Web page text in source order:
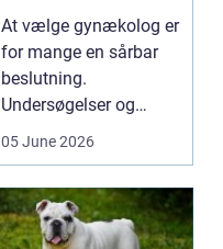
professionel hjælp
At vælge gynækolog er
for mange en sårbar
beslutning.
Undersøgelser og
behandlinger foregår i
05 June 2026